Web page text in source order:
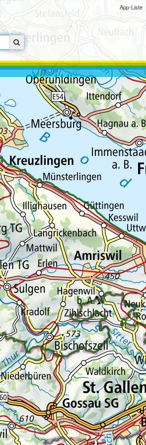
App-Liste